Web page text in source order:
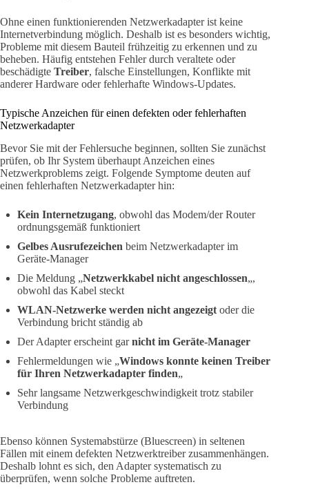
Ohne einen funktionierenden Netzwerkadapter ist keine
Internetverbindung möglich. Deshalb ist es besonders wichtig,
Probleme mit diesem Bauteil frühzeitig zu erkennen und zu
beheben. Häufig entstehen Fehler durch veraltete oder
beschädigte Treiber, falsche Einstellungen, Konflikte mit
anderer Hardware oder fehlerhafte Windows-Updates.
Typische Anzeichen für einen defekten oder fehlerhaften
Netzwerkadapter
Bevor Sie mit der Fehlersuche beginnen, sollten Sie zunächst
prüfen, ob Ihr System überhaupt Anzeichen eines
Netzwerkproblems zeigt. Folgende Symptome deuten auf
einen fehlerhaften Netzwerkadapter hin:
Kein Internetzugang, obwohl das Modem/der Router
ordnungsgemäß funktioniert
Gelbes Ausrufezeichen beim Netzwerkadapter im
Geräte-Manager
Die Meldung „Netzwerkkabel nicht angeschlossen„,
obwohl das Kabel steckt
WLAN-Netzwerke werden nicht angezeigt oder die
Verbindung bricht ständig ab
Der Adapter erscheint garnicht im Geräte-Manager
Fehlermeldungen wie „Windows konnte keinen Treiber
für Ihren Netzwerkadapter finden„
Sehr langsame Netzwerkgeschwindigkeit trotz stabiler
Verbindung
Ebenso können Systemabstürze (Bluescreen) in seltenen
Fällen mit einem defekten Netzwerktreiber zusammenhängen.
Deshalb lohnt es sich, den Adapter systematisch zu
überprüfen, wenn solche Probleme auftreten.